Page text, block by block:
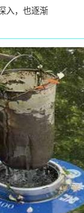
入，也逐渐